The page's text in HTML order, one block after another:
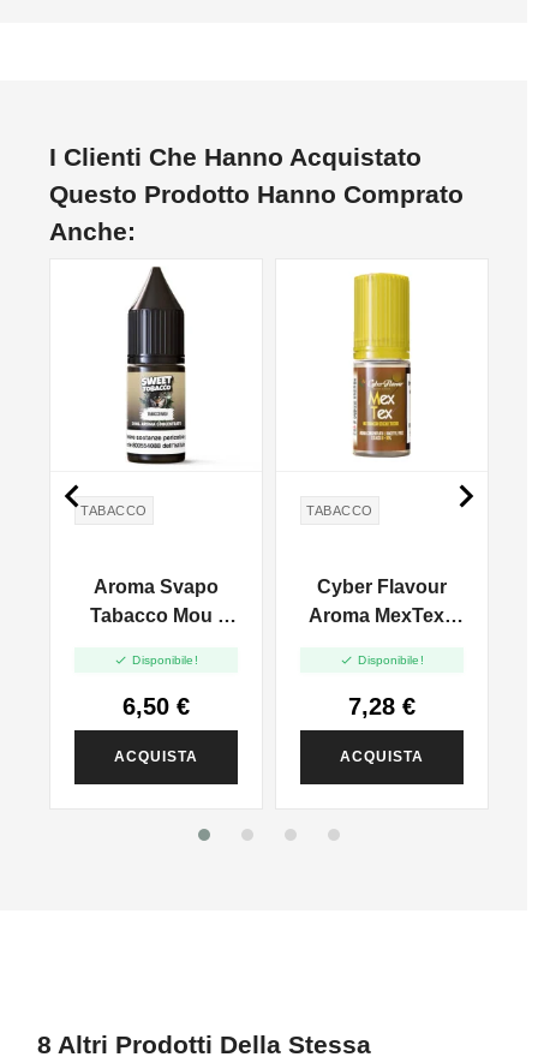
I Clienti Che Hanno Acquistato
Questo Prodotto Hanno Comprato
Anche:
TABACCO
Aroma Svapo
Tabacco Mou -
Aroma 10ml
 Disponibile!
6,50 €
ACQUISTA
TABACCO
Cyber Flavour
Aroma MexTex -
 Disponibile!
7,28 €
ACQUISTA
 
8 Altri Prodotti Della Stessa